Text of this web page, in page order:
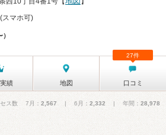
スマホ可)
績 地図 口コミ
27件
セス数 7月： 2,567 | 6月： 2,332 | 年間： 28,978